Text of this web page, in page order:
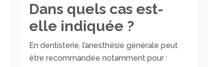
Dans quels cas est-
elle indiquée ?
En dentisterie, l’anesthésie générale peut
être recommandée notamment pour :